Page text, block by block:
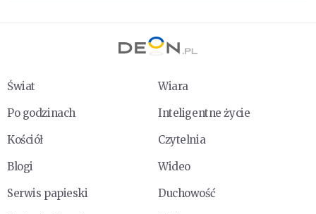
Świat
Wiara
Po godzinach
Inteligentne życie
Kościół
Czytelnia
Blogi
Wideo
Serwis papieski
Duchowość